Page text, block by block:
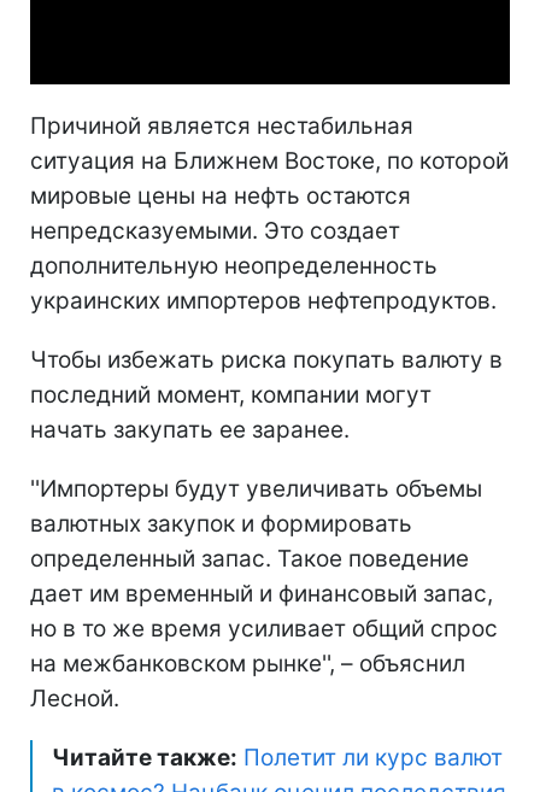
Причиной является нестабильная
ситуация на Ближнем Востоке, по которой
мировые цены на нефть остаются
непредсказуемыми. Это создает
дополнительную неопределенность
украинских импортеров нефтепродуктов.
Чтобы избежать риска покупать валюту в
последний момент, компании могут
начать закупать ее заранее.
''Импортеры будут увеличивать объемы
валютных закупок и формировать
определенный запас. Такое поведение
дает им временный и финансовый запас,
но в то же время усиливает общий спрос
на межбанковском рынке'', – объяснил
Лесной.
Читайте также: Полетит ли курс валют